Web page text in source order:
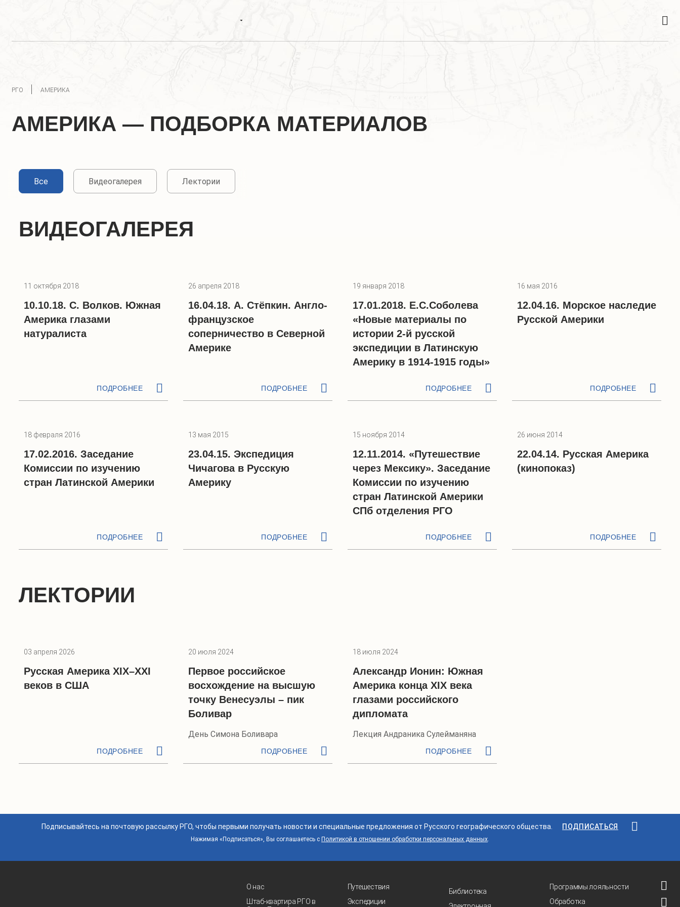
РГО АМЕРИКА
АМЕРИКА — ПОДБОРКА МАТЕРИАЛОВ
Все Видеогалерея Лектории
ВИДЕОГАЛЕРЕЯ
11 октября 2018
10.10.18. С. Волков. Южная
Америка глазами
натуралиста
ПОДРОБНЕЕ
26 апреля 2018
16.04.18. А. Стёпкин. Англо-
французское
соперничество в Северной
Америке
ПОДРОБНЕЕ
19 января 2018
17.01.2018. Е.С.Соболева
«Новые материалы по
истории 2-й русской
экспедиции в Латинскую
Америку в 1914-1915 годы»
ПОДРОБНЕЕ
16 мая 2016
12.04.16. Морское наследие
Русской Америки
ПОДРОБНЕЕ
18 февраля 2016
17.02.2016. Заседание
Комиссии по изучению
стран Латинской Америки
ПОДРОБНЕЕ
13 мая 2015
23.04.15. Экспедиция
Чичагова в Русскую
Америку
ПОДРОБНЕЕ
15 ноября 2014
12.11.2014. «Путешествие
через Мексику». Заседание
Комиссии по изучению
стран Латинской Америки
СПб отделения РГО
ПОДРОБНЕЕ
26 июня 2014
22.04.14. Русская Америка
(кинопоказ)
ПОДРОБНЕЕ
ЛЕКТОРИИ
03 апреля 2026
Русская Америка XIX–XXI
веков в США
ПОДРОБНЕЕ
20 июля 2024
Первое российское
восхождение на высшую
точку Венесуэлы – пик
Боливар
День Симона Боливара
ПОДРОБНЕЕ
18 июля 2024
Александр Ионин: Южная
Америка конца XIX века
глазами российского
дипломата
Лекция Андраника Сулейманяна
ПОДРОБНЕЕ
Подписывайтесь на почтовую рассылку РГО, чтобы первыми получать новости и специальные предложения от Русского географического общества. ПОДПИСАТЬСЯ
Нажимая «Подписаться», Вы соглашаетесь с Политикой в отношении обработки персональных данных.
О нас
Штаб-квартира РГО в
Путешествия
Экспедиции
Библиотека
Программы лояльности
Обработка